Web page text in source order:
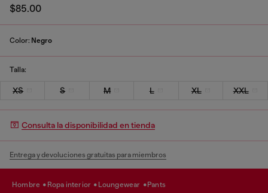
$85.00
Color: Negro
Talla:
XS S M L XL XXL
Consulta la disponibilidad en tienda
Entrega y devoluciones gratuitas para miembros
hombre ropa interior loungewear pants